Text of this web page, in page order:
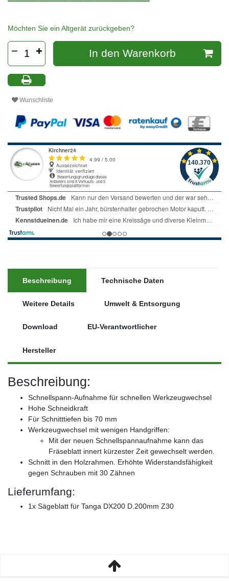
Möchten Sie ein Altgerät zurückgeben?
In den Warenkorb
Wunschliste
Beschreibung Technische Daten
Weitere Details Umwelt & Entsorgung
Download EU-Verantwortlicher
Hersteller
Beschreibung:
Schnellspann-Aufnahme für schnellen Werkzeugwechsel
Hohe Schneidkraft
Für Schnitttiefen bis 70 mm
Werkzeugwechsel mit wenigen Handgriffen:
Mit der neuen Schnellspannaufnahme kann das
Fräseblatt innert kürzester Zeit gewechselt werden.
Schnitt in den Holzrahmen. Erhöhte Widerstandsfähigkeit
gegen Schrauben mit 30 Zähnen
Lieferumfang:
1x Sägeblatt für Tanga DX200 D.200mm Z30